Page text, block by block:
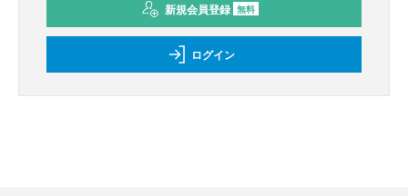
新規会員登録 無料
ログイン